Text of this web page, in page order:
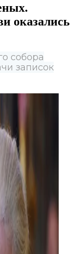
оказались
собора
записок